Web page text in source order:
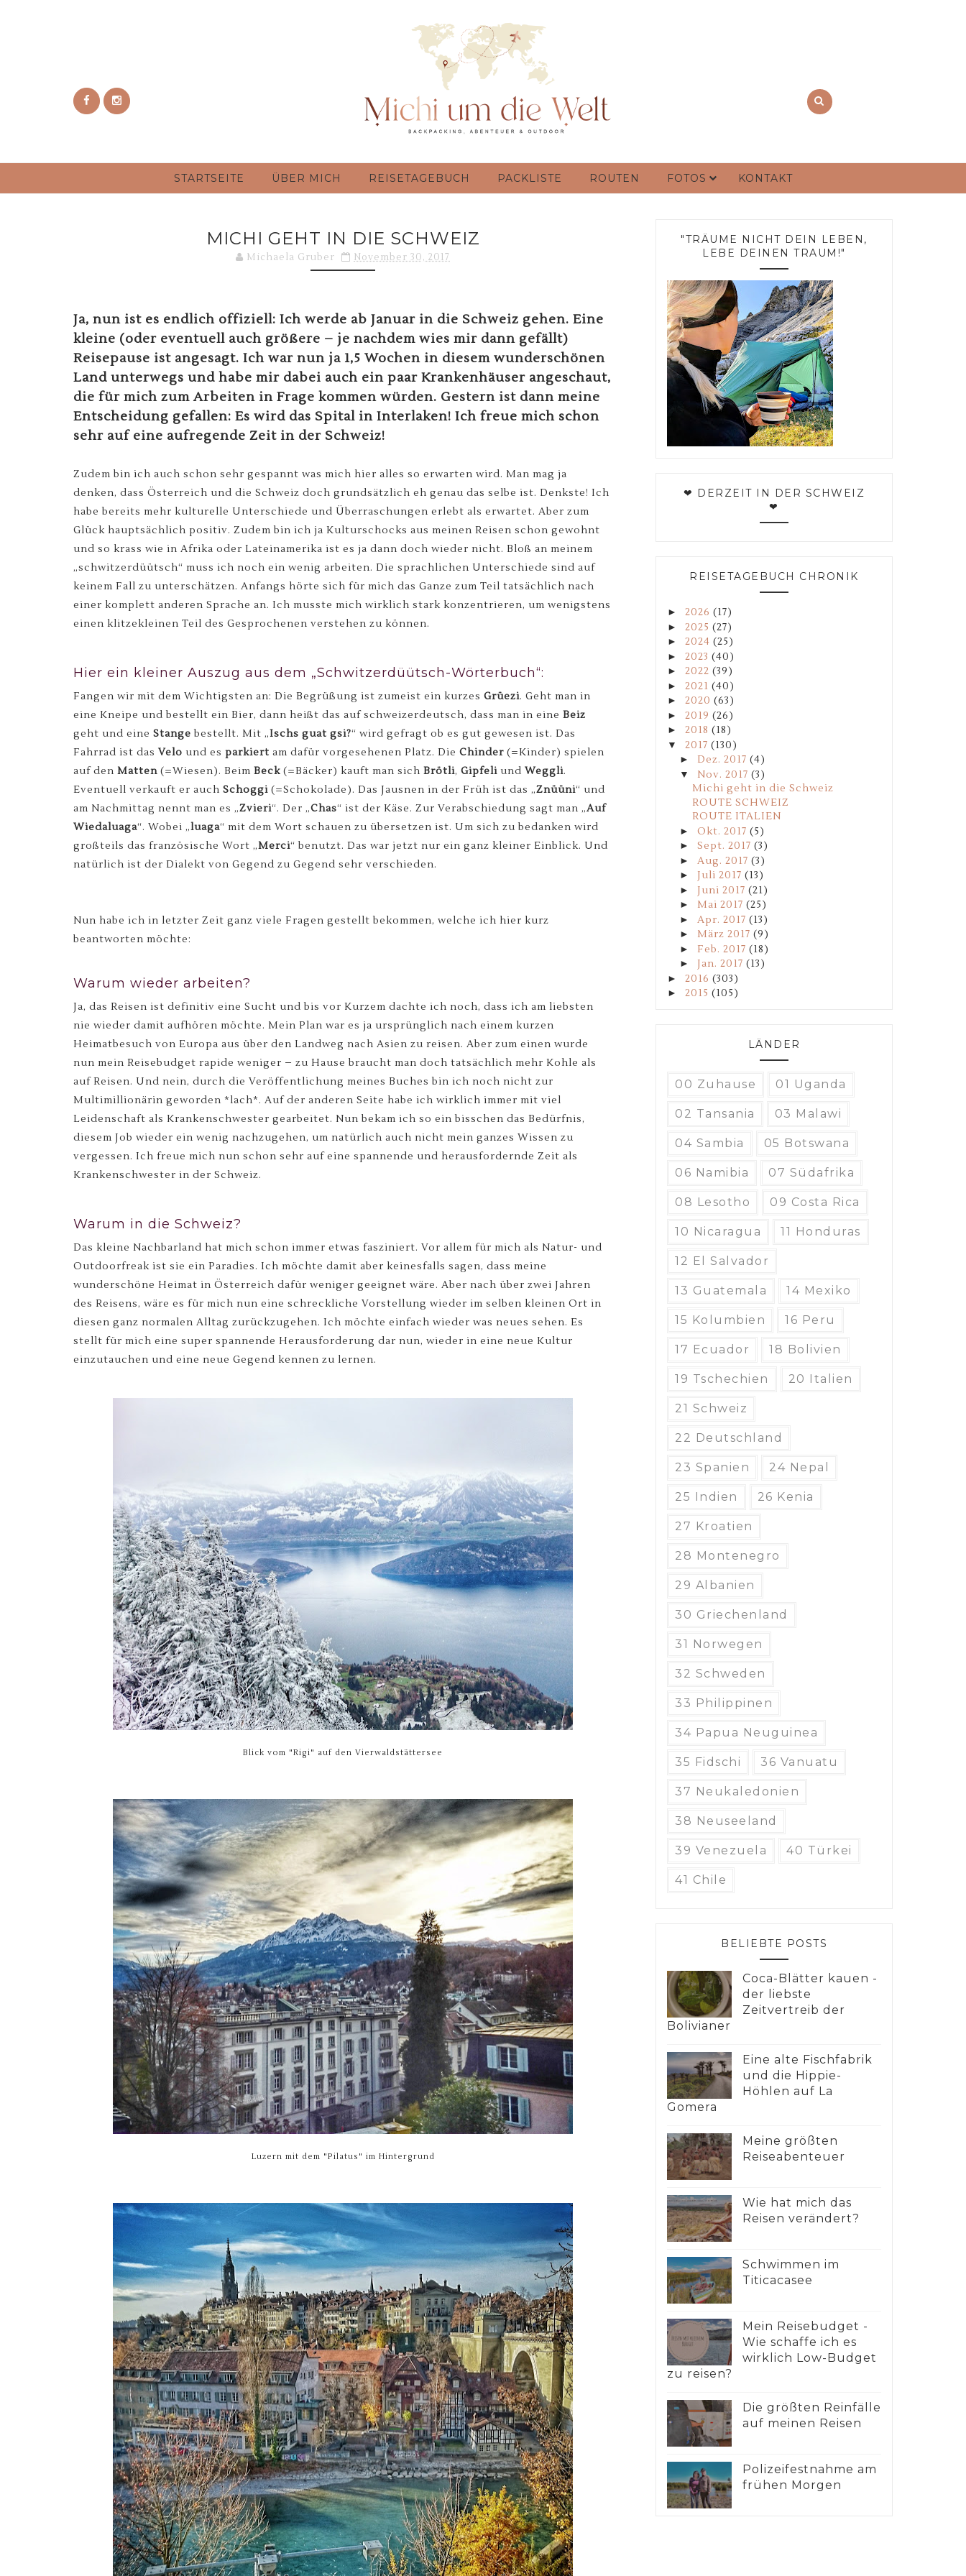
STARTSEITE ÜBER MICH REISETAGEBUCH PACKLISTE ROUTEN FOTOS KONTAKT
MICHI GEHT IN DIE SCHWEIZ
Michaela Gruber November 30, 2017
Ja, nun ist es endlich offiziell: Ich werde ab Januar in die Schweiz gehen. Eine
kleine (oder eventuell auch größere – je nachdem wies mir dann gefällt)
Reisepause ist angesagt. Ich war nun ja 1,5 Wochen in diesem wunderschönen
Land unterwegs und habe mir dabei auch ein paar Krankenhäuser angeschaut,
die für mich zum Arbeiten in Frage kommen würden. Gestern ist dann meine
Entscheidung gefallen: Es wird das Spital in Interlaken! Ich freue mich schon
sehr auf eine aufregende Zeit in der Schweiz!
Zudem bin ich auch schon sehr gespannt was mich hier alles so erwarten wird. Man mag ja
denken, dass Österreich und die Schweiz doch grundsätzlich eh genau das selbe ist. Denkste! Ich
habe bereits mehr kulturelle Unterschiede und Überraschungen erlebt als erwartet. Aber zum
Glück hauptsächlich positiv. Zudem bin ich ja Kulturschocks aus meinen Reisen schon gewohnt
und so krass wie in Afrika oder Lateinamerika ist es ja dann doch wieder nicht. Bloß an meinem
„schwitzerdüütsch“ muss ich noch ein wenig arbeiten. Die sprachlichen Unterschiede sind auf
keinem Fall zu unterschätzen. Anfangs hörte sich für mich das Ganze zum Teil tatsächlich nach
einer komplett anderen Sprache an. Ich musste mich wirklich stark konzentrieren, um wenigstens
einen klitzekleinen Teil des Gesprochenen verstehen zu können.
Hier ein kleiner Auszug aus dem „Schwitzerdüütsch-Wörterbuch“:
Fangen wir mit dem Wichtigsten an: Die Begrüßung ist zumeist ein kurzes Grüezi. Geht man in
eine Kneipe und bestellt ein Bier, dann heißt das auf schweizerdeutsch, dass man in eine Beiz
geht und eine Stange bestellt. Mit „Ischs guat gsi?“ wird gefragt ob es gut gewesen ist. Das
Fahrrad ist das Velo und es parkiert am dafür vorgesehenen Platz. Die Chinder (=Kinder) spielen
auf den Matten (=Wiesen). Beim Beck (=Bäcker) kauft man sich Brötli, Gipfeli und Weggli.
Eventuell verkauft er auch Schoggi (=Schokolade). Das Jausnen in der Früh ist das „Znüüni“ und
am Nachmittag nennt man es „Zvieri“. Der „Chas“ ist der Käse. Zur Verabschiedung sagt man „Auf
Wiedaluaga“. Wobei „luaga“ mit dem Wort schauen zu übersetzen ist. Um sich zu bedanken wird
großteils das französische Wort „Merci“ benutzt. Das war jetzt nur ein ganz kleiner Einblick. Und
natürlich ist der Dialekt von Gegend zu Gegend sehr verschieden.
Nun habe ich in letzter Zeit ganz viele Fragen gestellt bekommen, welche ich hier kurz
beantworten möchte:
Warum wieder arbeiten?
Ja, das Reisen ist definitiv eine Sucht und bis vor Kurzem dachte ich noch, dass ich am liebsten
nie wieder damit aufhören möchte. Mein Plan war es ja ursprünglich nach einem kurzen
Heimatbesuch von Europa aus über den Landweg nach Asien zu reisen. Aber zum einen wurde
nun mein Reisebudget rapide weniger – zu Hause braucht man doch tatsächlich mehr Kohle als
auf Reisen. Und nein, durch die Veröffentlichung meines Buches bin ich noch nicht zur
Multimillionärin geworden *lach*. Auf der anderen Seite habe ich wirklich immer mit viel
Leidenschaft als Krankenschwester gearbeitet. Nun bekam ich so ein bisschen das Bedürfnis,
diesem Job wieder ein wenig nachzugehen, um natürlich auch nicht mein ganzes Wissen zu
vergessen. Ich freue mich nun schon sehr auf eine spannende und herausfordernde Zeit als
Krankenschwester in der Schweiz.
Warum in die Schweiz?
Das kleine Nachbarland hat mich schon immer etwas fasziniert. Vor allem für mich als Natur- und
Outdoorfreak ist sie ein Paradies. Ich möchte damit aber keinesfalls sagen, dass meine
wunderschöne Heimat in Österreich dafür weniger geeignet wäre. Aber nach über zwei Jahren
des Reisens, wäre es für mich nun eine schreckliche Vorstellung wieder im selben kleinen Ort in
diesen ganz normalen Alltag zurückzugehen. Ich möchte einfach wieder was neues sehen. Es
stellt für mich eine super spannende Herausforderung dar nun, wieder in eine neue Kultur
einzutauchen und eine neue Gegend kennen zu lernen.
Blick vom "Rigi" auf den Vierwaldstättersee
Luzern mit dem "Pilatus" im Hintergrund
"TRÄUME NICHT DEIN LEBEN,
LEBE DEINEN TRAUM!"
❤ DERZEIT IN DER SCHWEIZ
❤
REISETAGEBUCH CHRONIK
► 2026 (17)
► 2025 (27)
► 2024 (25)
► 2023 (40)
► 2022 (39)
► 2021 (40)
► 2020 (63)
► 2019 (26)
► 2018 (18)
▼ 2017 (130)
► Dez. 2017 (4)
▼ Nov. 2017 (3)
Michi geht in die Schweiz
ROUTE SCHWEIZ
ROUTE ITALIEN
► Okt. 2017 (5)
► Sept. 2017 (3)
► Aug. 2017 (3)
► Juli 2017 (13)
► Juni 2017 (21)
► Mai 2017 (25)
► Apr. 2017 (13)
► März 2017 (9)
► Feb. 2017 (18)
► Jan. 2017 (13)
► 2016 (303)
► 2015 (105)
LÄNDER
00 Zuhause 01 Uganda
02 Tansania 03 Malawi
04 Sambia 05 Botswana
06 Namibia 07 Südafrika
08 Lesotho 09 Costa Rica
10 Nicaragua 11 Honduras
12 El Salvador
13 Guatemala 14 Mexiko
15 Kolumbien 16 Peru
17 Ecuador 18 Bolivien
19 Tschechien 20 Italien
21 Schweiz
22 Deutschland
23 Spanien 24 Nepal
25 Indien 26 Kenia
27 Kroatien
28 Montenegro
29 Albanien
30 Griechenland
31 Norwegen
32 Schweden
33 Philippinen
34 Papua Neuguinea
35 Fidschi 36 Vanuatu
37 Neukaledonien
38 Neuseeland
39 Venezuela 40 Türkei
41 Chile
BELIEBTE POSTS
Coca-Blätter kauen -
der liebste
Zeitvertreib der
Bolivianer
Eine alte Fischfabrik
und die Hippie-
Höhlen auf La
Gomera
Meine größten
Reiseabenteuer
Wie hat mich das
Reisen verändert?
Schwimmen im
Titicacasee
Mein Reisebudget -
Wie schaffe ich es
wirklich Low-Budget
zu reisen?
Die größten Reinfälle
auf meinen Reisen
Polizeifestnahme am
frühen Morgen